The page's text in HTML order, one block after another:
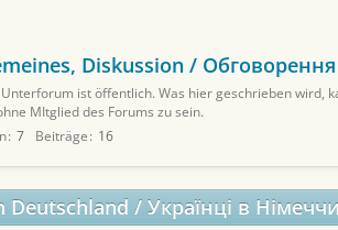
Diskussion / Обговорення
ist öffentlich. Was hier geschrieben wird,
MItglied des Forums zu sein.
7 Beiträge 16
/ Українці в